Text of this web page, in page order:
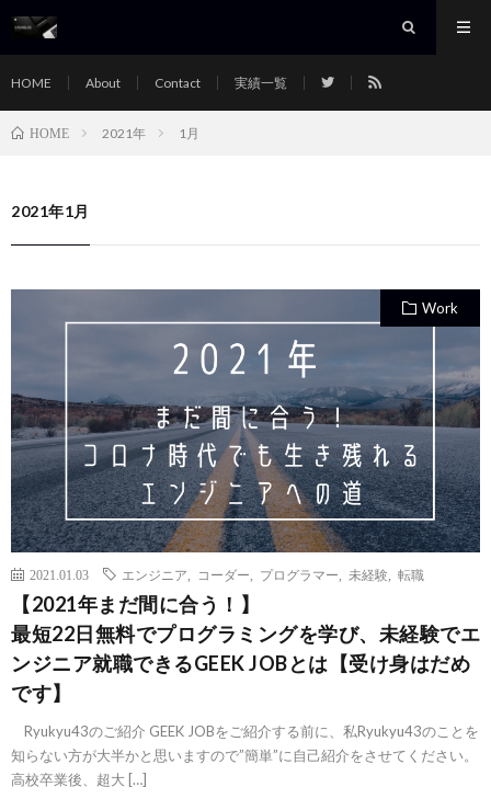
HOME About Contact 実績一覧
HOME 2021年 1月
2021年1月
Work
2021.01.03 エンジニア コーダー プログラマー 未経験 転職
【2021年まだ間に合う！】
最短22日無料でプログラミングを学び、未経験でエ
ンジニア就職できるGEEK JOBとは【受け身はだめ
です】
Ryukyu43のご紹介 GEEK JOBをご紹介する前に、私Ryukyu43のことを
知らない方が大半かと思いますので”簡単”に自己紹介をさせてください。
高校卒業後、超大 […]